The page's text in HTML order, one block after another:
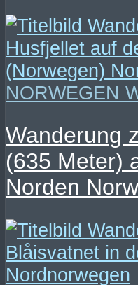
NORWEGEN
Wanderung
(635 Meter)
Norden